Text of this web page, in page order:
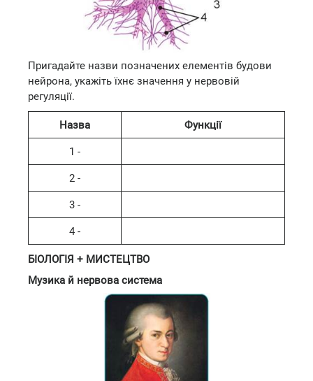
Пригадайте назви позначених елементів будови
нейрона, укажіть їхнє значення у нервовій
регуляції.
Назва Функції
1 -
2 -
3 -
4 -
БІОЛОГІЯ + МИСТЕЦТВО
Музика й нервова система